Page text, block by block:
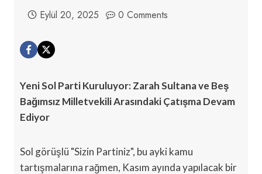
Eylül 20, 2025 0 Comments
Yeni Sol Parti Kuruluyor: Zarah Sultana ve Beş
Bağımsız Milletvekili Arasındaki Çatışma Devam
Ediyor
Sol görüşlü "Sizin Partiniz", bu ayki kamu
tartışmalarına rağmen, Kasım ayında yapılacak bir